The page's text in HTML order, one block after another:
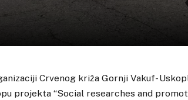
Crvenog križa Gornji Vakuf-
projekta “Social researches and